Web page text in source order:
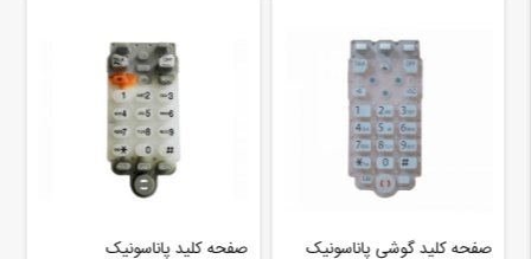
صفحه کلید گوشی پاناسونیک صفحه کلید پاناسونیک